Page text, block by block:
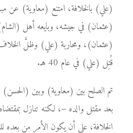
(علي) بالخلافة، امتنع (معاوية) عن
(عثمان) في جيشه، وبايعه أهل (الشام)
(عثمان)، ومحاربة (علي) وظلَّ الخلاف
قُتِل (علي) في عام 40 هـ.
تم الصلح بين (معاوية) وبين (الحسن)
بعد مقتل والده –، لكنه تنازل
الخلافة، على أن يكون الأمر من بعده